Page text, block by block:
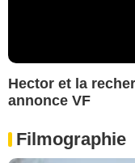
Hector et la
annonce VF
Filmographie